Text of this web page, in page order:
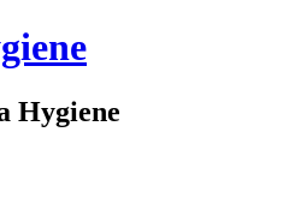
Hygiene